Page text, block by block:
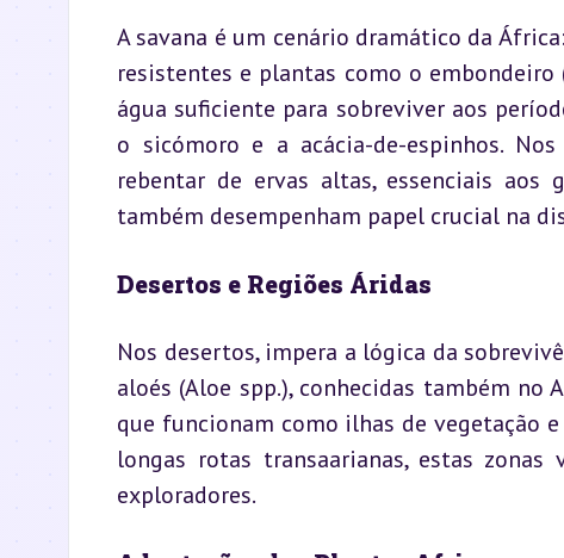
A savana é um cenário dramático da
resistentes e plantas como o
água suficiente para sobreviver aos
o sicómoro e a acácia-de-espinhos.
rebentar de ervas altas, essenciais aos
também desempenham papel crucial na
Desertos e Regiões Áridas
Nos desertos, impera a lógica da
aloés (Aloe spp.), conhecidas também
que funcionam como ilhas de vegetação
longas rotas transaarianas, estas
exploradores.